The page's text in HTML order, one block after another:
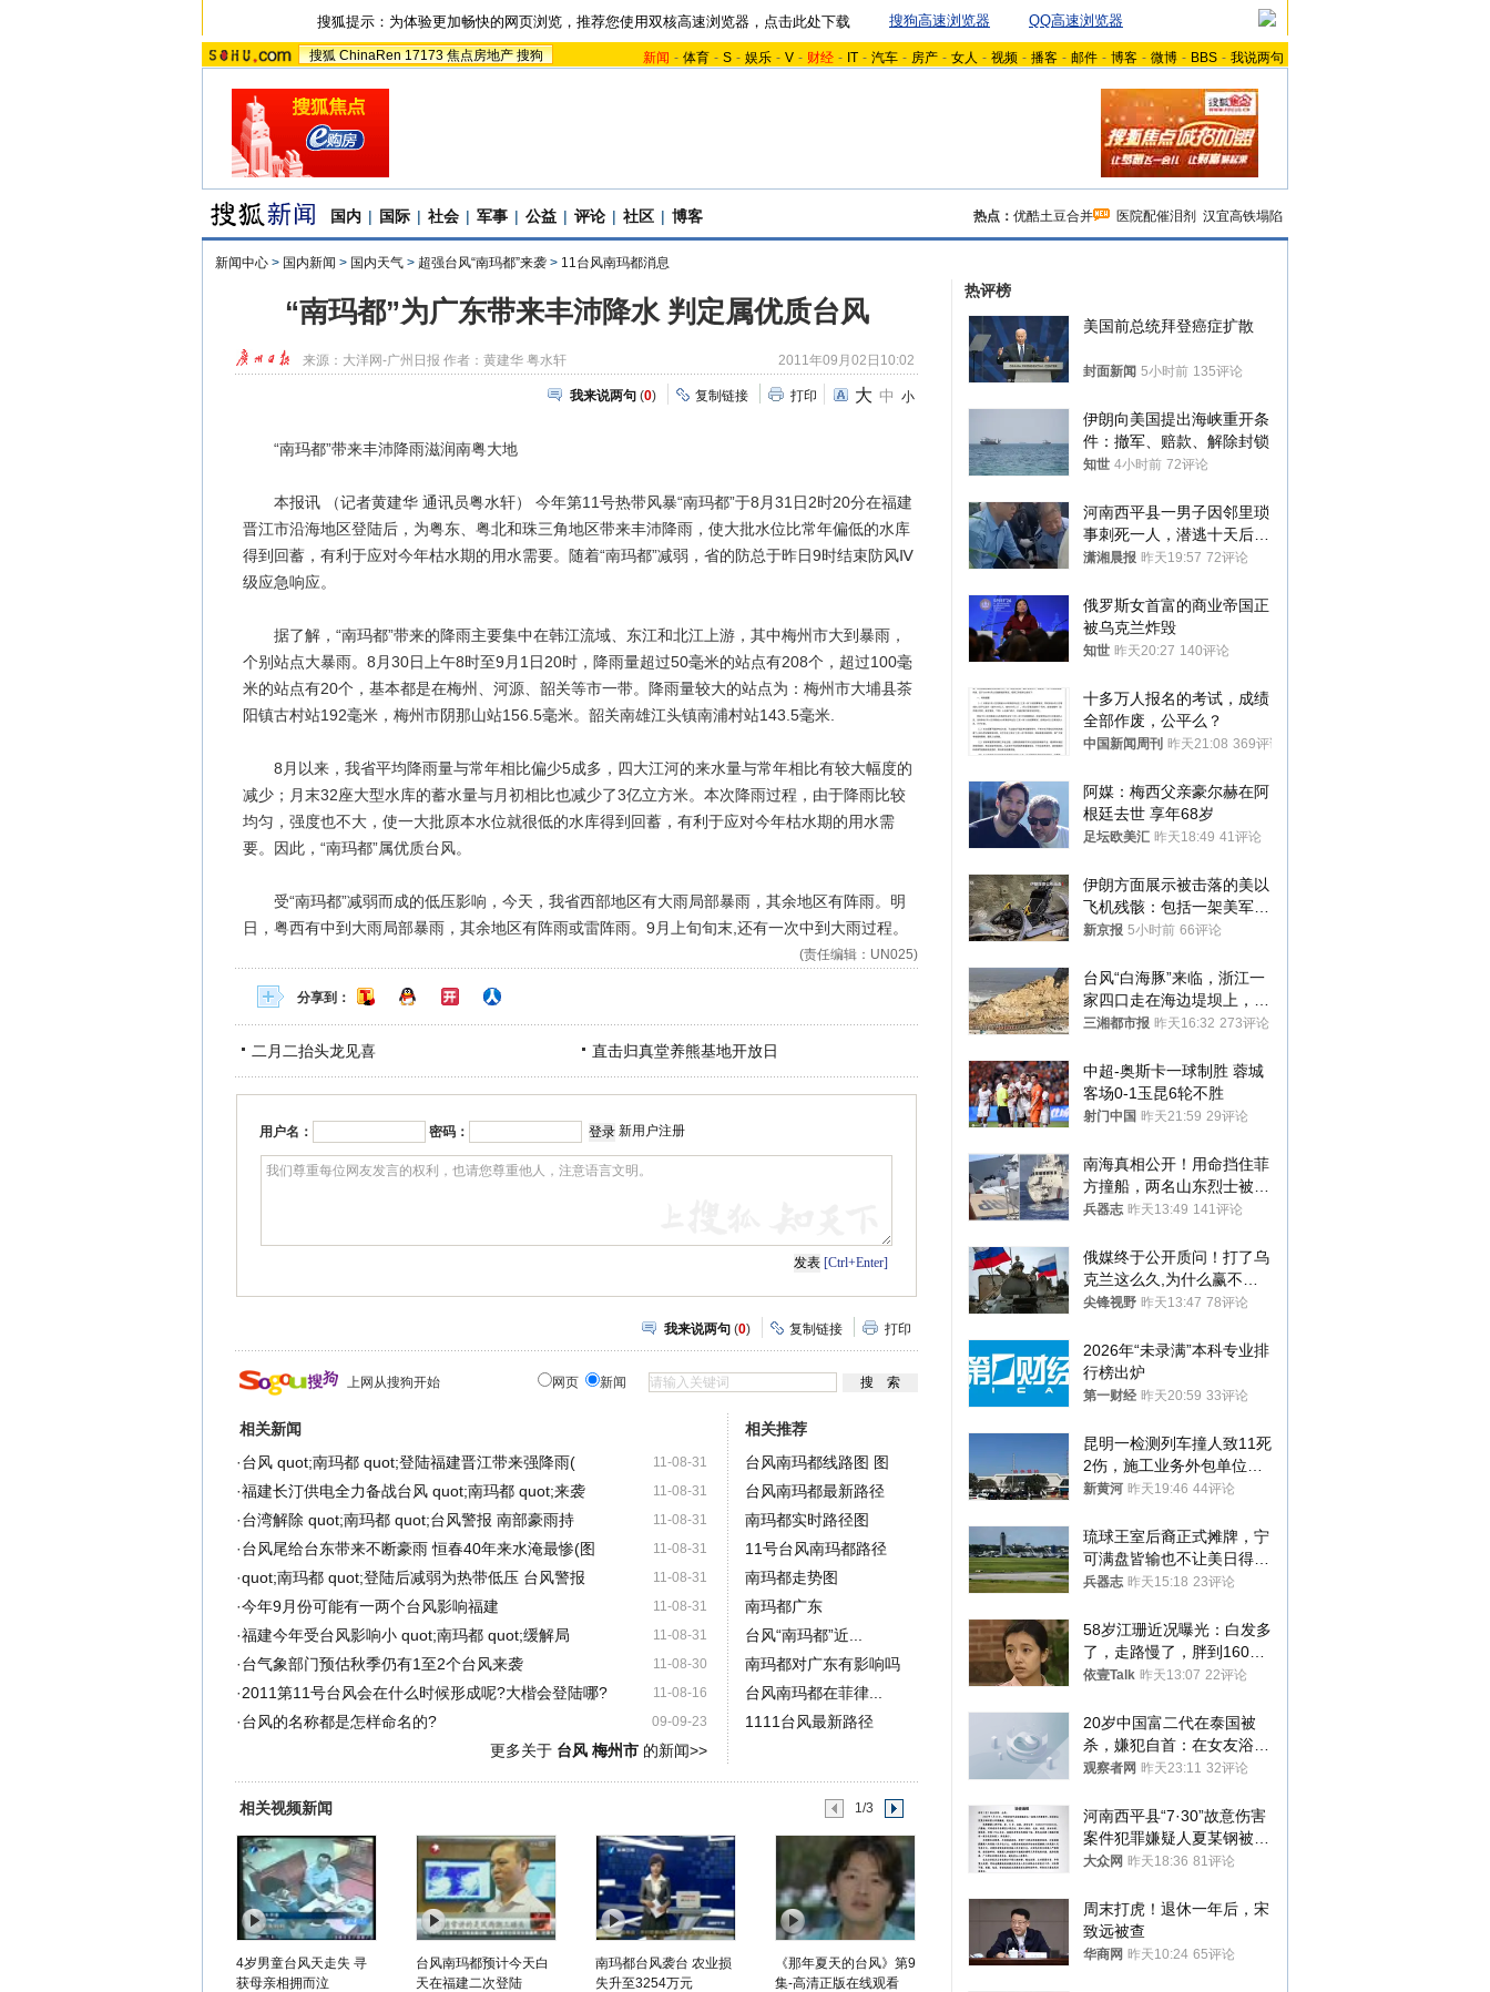
搜狐提示：为体验更加畅快的网页浏览，推荐您使用双核高速浏览器，点击此处下载 搜狗高速浏览器 QQ高速浏览器
搜狐 ChinaRen 17173 焦点房地产 搜狗 新闻 - 体育 - S - 娱乐 - V - 财经 - IT - 汽车 - 房产 - 女人 - 视频 - 播客 - 邮件 - 博客 - 微博 - BBS - 我说两句
国内 | 国际 | 社会 | 军事 | 公益 | 评论 | 社区 | 博客 热点： 优酷土豆合并 医院配催泪剂 汉宜高铁塌陷
新闻中心 > 国内新闻 > 国内天气 > 超强台风“南玛都”来袭 > 11台风南玛都消息
“南玛都”为广东带来丰沛降水 判定属优质台风
来源： 大洋网-广州日报 作者：黄建华 粤水轩 2011年09月02日10:02
我来说两句 (0) 复制链接 打印 大 中 小
“南玛都”带来丰沛降雨滋润南粤大地
本报讯 （记者黄建华 通讯员粤水轩） 今年第11号热带风暴“南玛都”于8月31日2时20分在福建
晋江市沿海地区登陆后，为粤东、粤北和珠三角地区带来丰沛降雨，使大批水位比常年偏低的水库
得到回蓄，有利于应对今年枯水期的用水需要。随着“南玛都”减弱，省的防总于昨日9时结束防风Ⅳ
级应急响应。
据了解，“南玛都”带来的降雨主要集中在韩江流域、东江和北江上游，其中梅州市大到暴雨，
个别站点大暴雨。8月30日上午8时至9月1日20时，降雨量超过50毫米的站点有208个，超过100毫
米的站点有20个，基本都是在梅州、河源、韶关等市一带。降雨量较大的站点为：梅州市大埔县茶
阳镇古村站192毫米，梅州市阴那山站156.5毫米。韶关南雄江头镇南浦村站143.5毫米.
8月以来，我省平均降雨量与常年相比偏少5成多，四大江河的来水量与常年相比有较大幅度的
减少；月末32座大型水库的蓄水量与月初相比也减少了3亿立方米。本次降雨过程，由于降雨比较
均匀，强度也不大，使一大批原本水位就很低的水库得到回蓄，有利于应对今年枯水期的用水需
要。因此，“南玛都”属优质台风。
受“南玛都”减弱而成的低压影响，今天，我省西部地区有大雨局部暴雨，其余地区有阵雨。明
日，粤西有中到大雨局部暴雨，其余地区有阵雨或雷阵雨。9月上旬旬末,还有一次中到大雨过程。
(责任编辑：UN025)
分享到：
二月二抬头龙见喜 直击归真堂养熊基地开放日
用户名： 密码： 新用户注册
[Ctrl+Enter]
我来说两句 (0) 复制链接 打印
上网从搜狗开始 网页 新闻
相关新闻
11-08-31
·台风 quot;南玛都 quot;登陆福建晋江带来强降雨(
11-08-31
·福建长汀供电全力备战台风 quot;南玛都 quot;来袭
11-08-31
·台湾解除 quot;南玛都 quot;台风警报 南部豪雨持
11-08-31
·台风尾给台东带来不断豪雨 恒春40年来水淹最惨(图
11-08-31
·quot;南玛都 quot;登陆后减弱为热带低压 台风警报
11-08-31
·今年9月份可能有一两个台风影响福建
11-08-31
·福建今年受台风影响小 quot;南玛都 quot;缓解局
11-08-30
·台气象部门预估秋季仍有1至2个台风来袭
11-08-16
·2011第11号台风会在什么时候形成呢?大楷会登陆哪?
09-09-23
·台风的名称都是怎样命名的?
更多关于 台风 梅州市的新闻>>
相关推荐
台风南玛都线路图 图
台风南玛都最新路径
南玛都实时路径图
11号台风南玛都路径
南玛都走势图
南玛都广东
台风“南玛都”近...
南玛都对广东有影响吗
台风南玛都在菲律...
1111台风最新路径
相关视频新闻 1/3
4岁男童台风天走失 寻
获母亲相拥而泣
台风南玛都预计今天白
天在福建二次登陆
南玛都台风袭台 农业损
失升至3254万元
《那年夏天的台风》第9
集-高清正版在线观看
热评榜
美国前总统拜登癌症扩散
封面新闻 5小时前 135评论
伊朗向美国提出海峡重开条
件：撤军、赔款、解除封锁
知世 4小时前 72评论
河南西平县一男子因邻里琐
事刺死一人，潜逃十天后在
十多公里外一片玉米地里落
潇湘晨报 昨天19:57 72评论
俄罗斯女首富的商业帝国正
被乌克兰炸毁
知世 昨天20:27 140评论
十多万人报名的考试，成绩
全部作废，公平么？
中国新闻周刊 昨天21:08 369评论
阿媒：梅西父亲豪尔赫在阿
根廷去世 享年68岁
足坛欧美汇 昨天18:49 41评论
伊朗方面展示被击落的美以
飞机残骸：包括一架美军F-
15战斗机残骸以及多架无人
新京报 5小时前 66评论
台风“白海豚”来临，浙江一
家四口走在海边堤坝上，其
中9岁男孩被巨浪卷入海
三湘都市报 昨天16:32 273评论
中超-奥斯卡一球制胜 蓉城
客场0-1玉昆6轮不胜
射门中国 昨天21:59 29评论
南海真相公开！用命挡住菲
方撞船，两名山东烈士被授
武警最高荣誉
兵器志 昨天13:49 141评论
俄媒终于公开质问！打了乌
克兰这么久,为什么赢不了?
答案令人沉默
尖锋视野 昨天13:47 78评论
2026年“未录满”本科专业排
行榜出炉
第一财经 昨天20:59 33评论
昆明一检测列车撞人致11死
2伤，施工业务外包单位被
罚1.5万元，国铁昆明局被
新黄河 昨天19:46 44评论
琉球王室后裔正式摊牌，宁
可满盘皆输也不让美日得
逞，中国成关键
兵器志 昨天15:18 23评论
58岁江珊近况曝光：白发多
了，走路慢了，胖到160
斤，没单位也没退休金
依壹Talk 昨天13:07 22评论
20岁中国富二代在泰国被
杀，嫌犯自首：在女友浴室
看到他
观察者网 昨天23:11 32评论
河南西平县“7·30”故意伤害
案件犯罪嫌疑人夏某钢被抓
获
大众网 昨天18:36 81评论
周末打虎！退休一年后，宋
致远被查
华商网 昨天10:24 65评论